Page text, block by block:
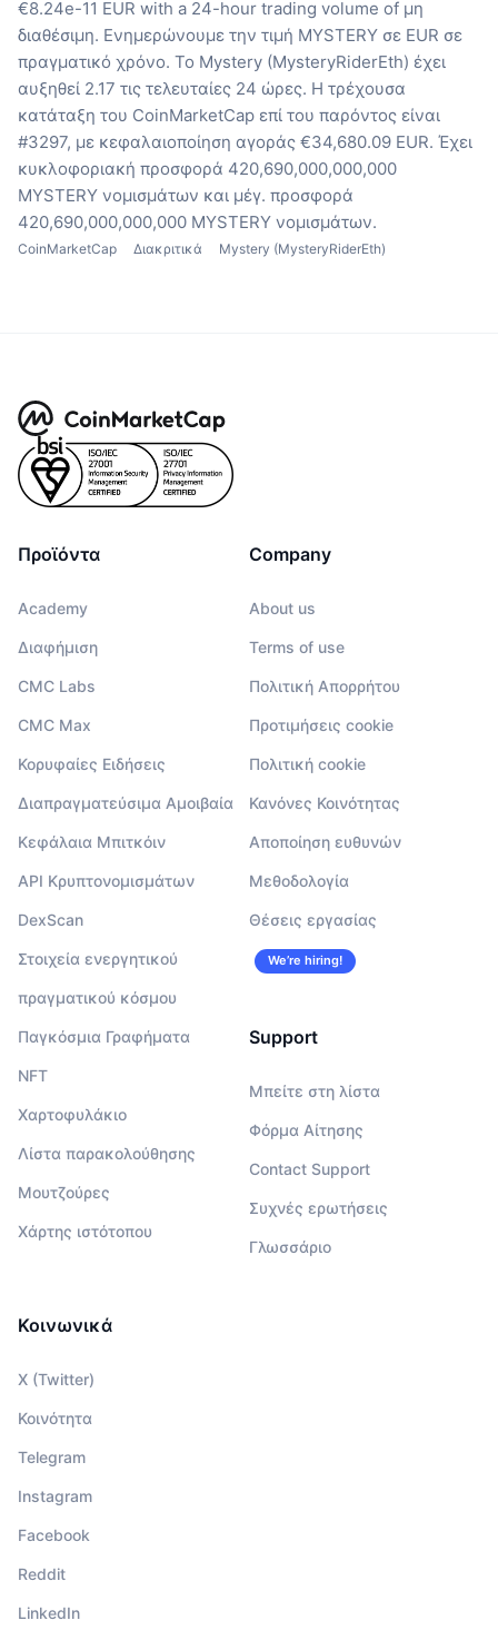
€8.24e-11 EUR with a 24-hour trading volume of μη
διαθέσιμη. Ενημερώνουμε την τιμή MYSTERY σε EUR σε
πραγματικό χρόνο. Το Mystery (MysteryRiderEth) έχει
αυξηθεί 2.17 τις τελευταίες 24 ώρες. Η τρέχουσα
κατάταξη του CoinMarketCap επί του παρόντος είναι
#3297, με κεφαλαιοποίηση αγοράς €34,680.09 EUR. Έχει
κυκλοφοριακή προσφορά 420,690,000,000,000
MYSTERY νομισμάτων και μέγ. προσφορά
420,690,000,000,000 MYSTERY νομισμάτων.
CoinMarketCap Διακριτικά Mystery (MysteryRiderEth)
Προϊόντα
Academy
Διαφήμιση
CMC Labs
CMC Max
Κορυφαίες Ειδήσεις
Διαπραγματεύσιμα Αμοιβαία
Κεφάλαια Μπιτκόιν
API Κρυπτονομισμάτων
DexScan
Στοιχεία ενεργητικού
πραγματικού κόσμου
Παγκόσμια Γραφήματα
NFT
Χαρτοφυλάκιο
Λίστα παρακολούθησης
Μουτζούρες
Χάρτης ιστότοπου
Company
About us
Terms of use
Πολιτική Απορρήτου
Προτιμήσεις cookie
Πολιτική cookie
Κανόνες Κοινότητας
Αποποίηση ευθυνών
Μεθοδολογία
Θέσεις εργασίας
We’re hiring!
Support
Μπείτε στη λίστα
Φόρμα Αίτησης
Contact Support
Συχνές ερωτήσεις
Γλωσσάριο
Κοινωνικά
X (Twitter)
Κοινότητα
Telegram
Instagram
Facebook
Reddit
LinkedIn